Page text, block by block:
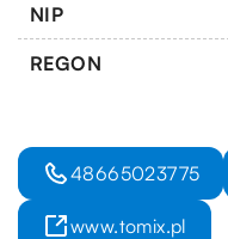
NIP
REGON
48665023775
www.tomix.pl